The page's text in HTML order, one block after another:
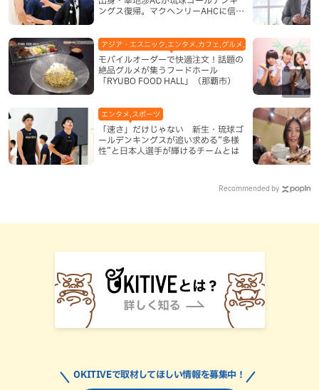
ングス復帰。マクヘンリーAHCに信頼
モバイルオーダーで快適注文！話題の
絶品グルメが集うフードホール
「RYUBO FOOD HALL」（那覇市）
アジア・エスニック,エンタメ,カフェ,グルメ,テレビ,中華,地域,本島
「速さ」だけじゃない 新生・琉球ゴ
ールデンキングスが追い求める“多様
性”と日本人選手が輝けるチームとは
エンタメ,スポーツ
Recommended by
OKITIVEで取材してほしい情報を募集中！